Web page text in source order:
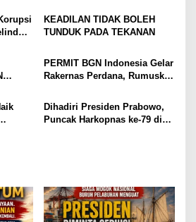
DIMINTA SERIUSI TUNTUTAN
BURUH PELABUHAN,
PELABUHAN INDONESIA
TERUS DIPERKUAT
KEADILAN TIDAK BOLEH
TUNDUK PADA TEKANAN
PERMIT BGN Indonesia Gelar
Rakernas Perdana, Rumuskan
Penguatan Program Makan
Bergizi Gratis
Dihadiri Presiden Prabowo,
Puncak Harkopnas ke-79 di